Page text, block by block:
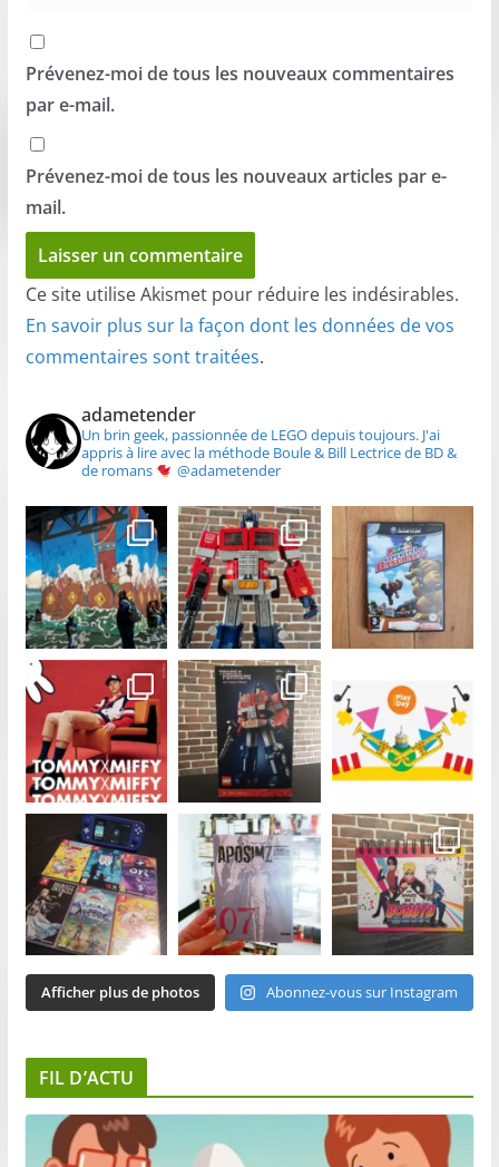
Prévenez-moi de tous les nouveaux commentaires
par e-mail.
Prévenez-moi de tous les nouveaux articles par e-
mail.
Ce site utilise Akismet pour réduire les indésirables.
En savoir plus sur la façon dont les données de vos
commentaires sont traitées.
adametender
Un brin geek, passionnée de LEGO depuis toujours.J'ai
appris à lire avec la méthode Boule & Bill Lectrice de BD &
de romans
@adametender
Afficher plus de photos Abonnez-vous sur Instagram
FIL D’ACTU